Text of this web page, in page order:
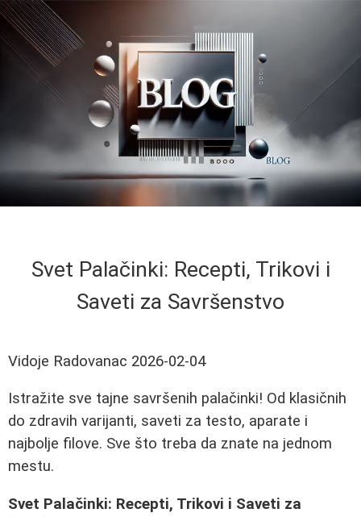
Svet Palačinki: Recepti, Trikovi i
Saveti za Savršenstvo
Vidoje Radovanac 2026-02-04
Istražite sve tajne savršenih palačinki! Od klasičnih
do zdravih varijanti, saveti za testo, aparate i
najbolje filove. Sve što treba da znate na jednom
mestu.
Svet Palačinki: Recepti, Trikovi i Saveti za